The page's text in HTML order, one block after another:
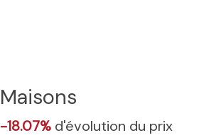
Maisons
-18.07% d'évolution du prix